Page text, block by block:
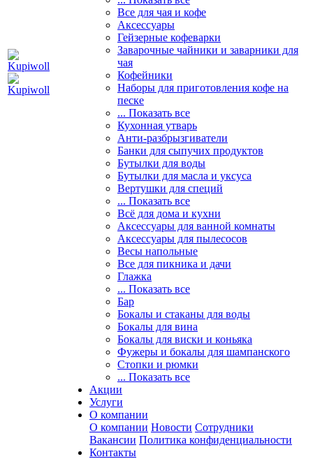
Все для чая и кофе
Аксессуары
Гейзерные кофеварки
Заварочные чайники и заварники для
чая
Кофейники
Наборы для приготовления кофе на
песке
... Показать все
Кухонная утварь
Анти-разбрызгиватели
Банки для сыпучих продуктов
Бутылки для воды
Бутылки для масла и уксуса
Вертушки для специй
... Показать все
Всё для дома и кухни
Аксессуары для ванной комнаты
Аксессуары для пылесосов
Весы напольные
Все для пикника и дачи
Глажка
... Показать все
Бар
Бокалы и стаканы для воды
Бокалы для вина
Бокалы для виски и коньяка
Фужеры и бокалы для шампанского
Стопки и рюмки
... Показать все
Акции
Услуги
О компании
О компании Новости Сотрудники
Вакансии Политика конфиденциальности
Контакты